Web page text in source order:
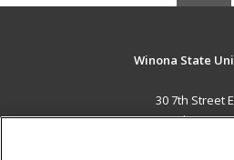
Winona State
30 7th Street
St. Paul, MN